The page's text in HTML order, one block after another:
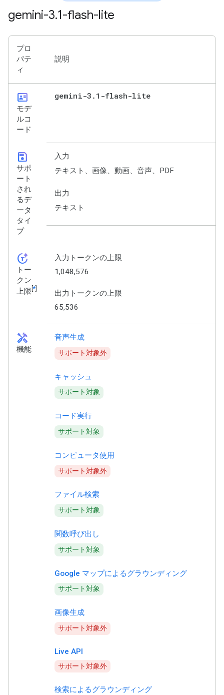
gemini-3.1-flash-lite
プロ
パテ
ィ
説明
id_card
モデ
ルコ
ード
gemini-3 . 1-flash-lite
save
サポ
ート
され
るデ
ータ
タイ
プ
入力
テキスト、画像、動画、音声、PDF
出力
テキスト
token_auto
トー
クン
上限 [*
入力トークンの上限
1,048,576
出力トークンの上限
65,536
handyman
機能
音声生成
サポート対象外
キャッシュ
サポート対象
コード実行
サポート対象
コンピュータ使用
サポート対象外
ファイル検索
サポート対象
関数呼び出し
サポート対象
Google マップによるグラウンディング
サポート対象
画像生成
サポート対象外
Live API
サポート対象外
検索によるグラウンディング